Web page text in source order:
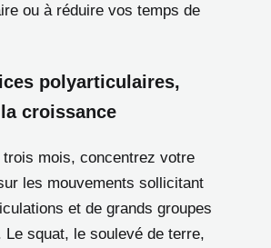
ou à réduire vos temps de
polyarticulaires,
croissance
trois mois, concentrez votre
les mouvements sollicitant
et de grands groupes
Le squat, le soulevé de terre,